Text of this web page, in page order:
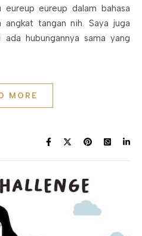
eureup dalam bahasa
angkat tangan nih. Saya juga
hubungannya sama yang
MORE